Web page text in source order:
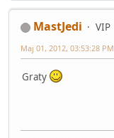
MastJedi
VIP
Maj 01, 2012, 03:53:28 PM
Graty